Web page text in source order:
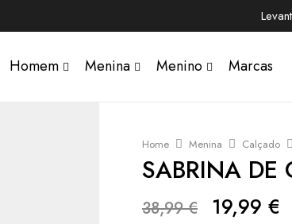
Homem Menina Menino Marcas
Home Menina Calçado
SABRINA DE
38,99€ 19,99 €